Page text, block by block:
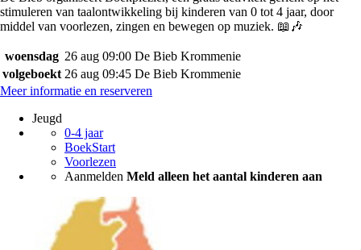
stimuleren van taalontwikkeling bij kinderen van 0 tot 4 jaar, door
middel van voorlezen, zingen en bewegen op muziek. 📖🎶
woensdag 26 aug 09:00 De Bieb Krommenie
volgeboekt 26 aug 09:45 De Bieb Krommenie
Meer informatie en reserveren
Jeugd
0-4 jaar
BoekStart
Voorlezen
Aanmelden Meld alleen het aantal kinderen aan